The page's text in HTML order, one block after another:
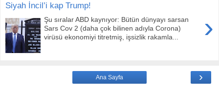
Siyah İncil’i kap Trump!
›
Şu sıralar ABD kaynıyor: Bütün dünyayı sarsan
Sars Cov 2 (daha çok bilinen adıyla Corona)
virüsü ekonomiyi titretmiş, işsizlik rakamla...
›
Ana Sayfa